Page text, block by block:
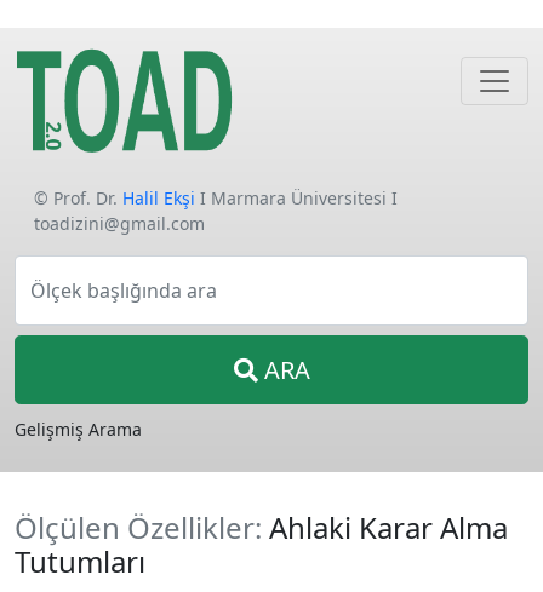
© Prof. Dr. Halil Ekşi I Marmara Üniversitesi I
toadizini@gmail.com
Ölçek başlığında ara
ARA
Gelişmiş Arama
Ölçülen Özellikler: Ahlaki Karar Alma
Tutumları